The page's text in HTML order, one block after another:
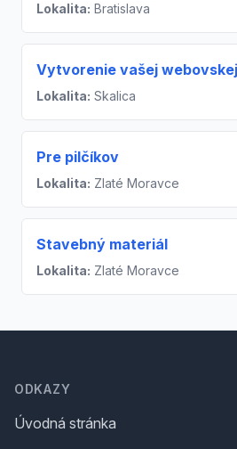
Lokalita: Bratislava
Vytvorenie vašej
Lokalita: Skalica
Pre pilčíkov
Lokalita: Zlaté Moravce
Stavebný materiál
Lokalita: Zlaté Moravce
ODKAZY
Úvodná stránka